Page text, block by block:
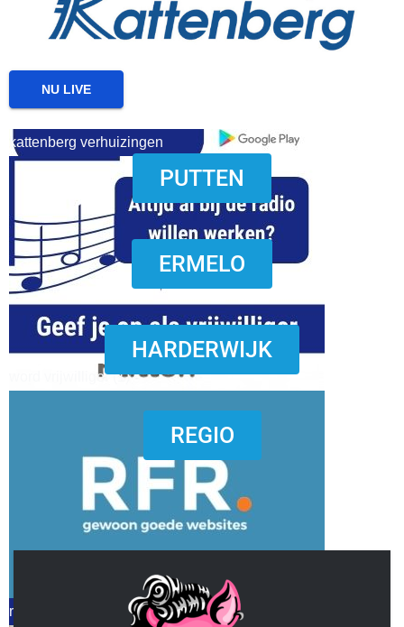
download onzze App
kattenberg verhuizingen
word vrijwilliger (1)
refreshed webdesign putten
NU LIVE
PUTTEN
ERMELO
HARDERWIJK
REGIO